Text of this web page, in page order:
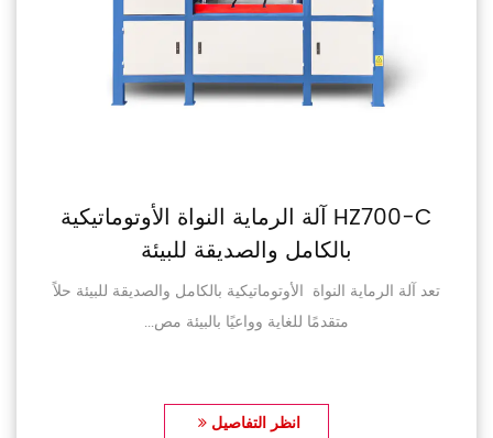
HZ700-C آلة الرماية النواة الأوتوماتيكية
بالكامل والصديقة للبيئة
تعد آلة الرماية النواة الأوتوماتيكية بالكامل والصديقة للبيئة حلاً
متقدمًا للغاية وواعيًا بالبيئة مص...
انظر التفاصيل